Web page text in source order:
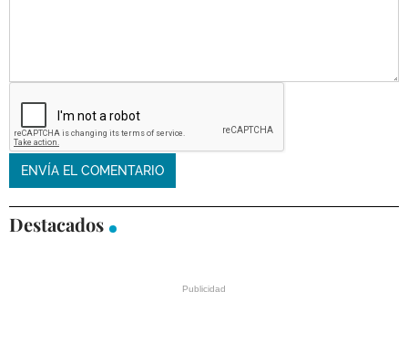
Destacados